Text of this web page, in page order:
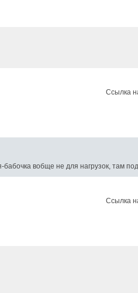
Ссылка
вобще не для нагрузок, там
Ссылка